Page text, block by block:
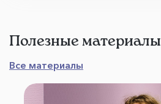
Полезные материалы
Все материалы